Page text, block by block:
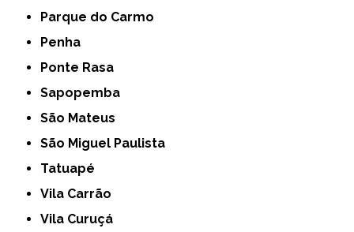
Parque do Carmo
Penha
Ponte Rasa
Sapopemba
São Mateus
São Miguel Paulista
Tatuapé
Vila Carrão
Vila Curuçá